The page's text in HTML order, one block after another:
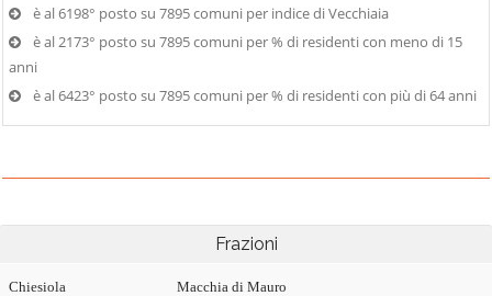
è al 6198° posto su 7895 comuni per indice di Vecchiaia
è al 2173° posto su 7895 comuni per % di residenti con meno di 15
anni
è al 6423° posto su 7895 comuni per % di residenti con più di 64 anni
Frazioni
Chiesiola
Macchia di Mauro